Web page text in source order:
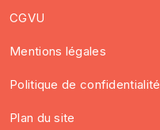
CGVU
Mentions légales
Politique de confidentialité
Plan du site